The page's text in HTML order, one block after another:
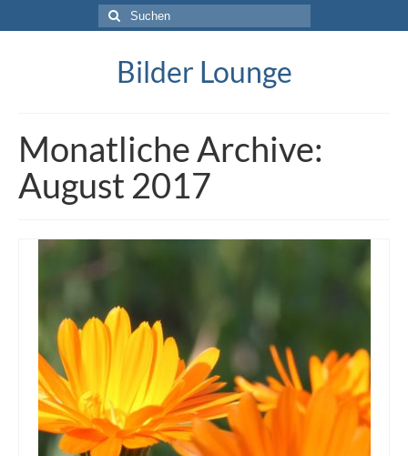
Suche
nach:
Bilder Lounge
Monatliche Archive:
August 2017